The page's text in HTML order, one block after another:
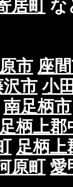
居町な
市 座
市 小
南足柄市
足柄上郡
足柄上
原町 愛